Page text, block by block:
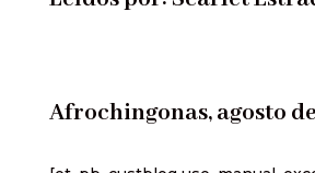
Afrochingonas, agosto